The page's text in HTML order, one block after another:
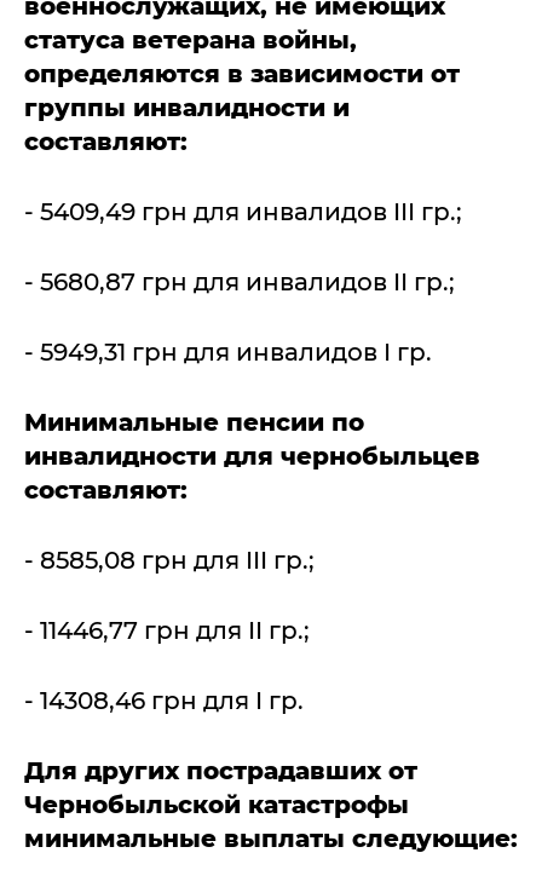
военнослужащих, не имеющих
статуса ветерана войны,
определяются в зависимости от
группы инвалидности и
составляют:
- 5409,49 грн для инвалидов III гр.;
- 5680,87 грн для инвалидов II гр.;
- 5949,31 грн для инвалидов I гр.
Минимальные пенсии по
инвалидности для чернобыльцев
составляют:
- 8585,08 грн для III гр.;
- 11446,77 грн для II гр.;
- 14308,46 грн для I гр.
Для других пострадавших от
Чернобыльской катастрофы
минимальные выплаты следующие: